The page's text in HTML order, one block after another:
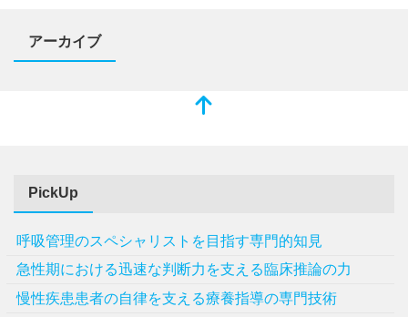
アーカイブ
PickUp
呼吸管理のスペシャリストを目指す専門的知見
急性期における迅速な判断力を支える臨床推論の力
慢性疾患患者の自律を支える療養指導の専門技術